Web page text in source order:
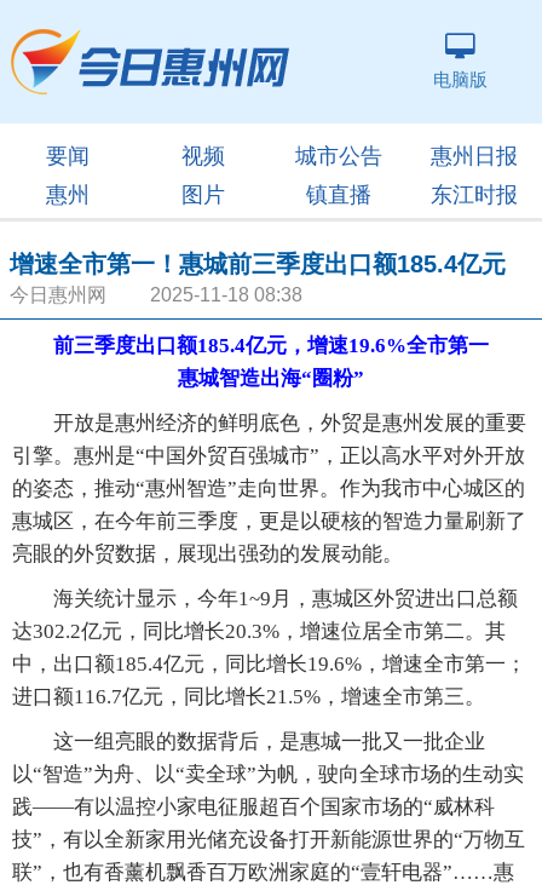
电脑版
要闻 视频 城市公告
惠州日报
惠州
图片 镇直播 东江时报
增速全市第一！惠城前三季度出口额185.4亿元
今日惠州网 2025-11-18 08:38
前三季度出口额185.4亿元，增速19.6%全市第一
惠城智造出海“圈粉”
开放是惠州经济的鲜明底色，外贸是惠州发展的重要
引擎。惠州是“中国外贸百强城市”，正以高水平对外开放
的姿态，推动“惠州智造”走向世界。作为我市中心城区的
惠城区，在今年前三季度，更是以硬核的智造力量刷新了
亮眼的外贸数据，展现出强劲的发展动能。
海关统计显示，今年1~9月，惠城区外贸进出口总额
达302.2亿元，同比增长20.3%，增速位居全市第二。其
中，出口额185.4亿元，同比增长19.6%，增速全市第一；
进口额116.7亿元，同比增长21.5%，增速全市第三。
这一组亮眼的数据背后，是惠城一批又一批企业
以“智造”为舟、以“卖全球”为帆，驶向全球市场的生动实
践——有以温控小家电征服超百个国家市场的“威林科
技”，有以全新家用光储充设备打开新能源世界的“万物互
联”，也有香薰机飘香百万欧洲家庭的“壹轩电器”……惠